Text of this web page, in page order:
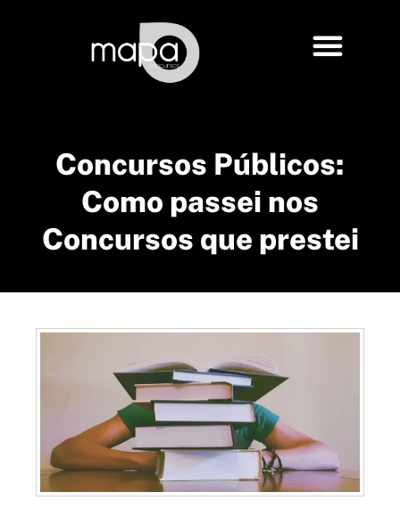
Concursos Públicos:
Como passei nos
Concursos que prestei